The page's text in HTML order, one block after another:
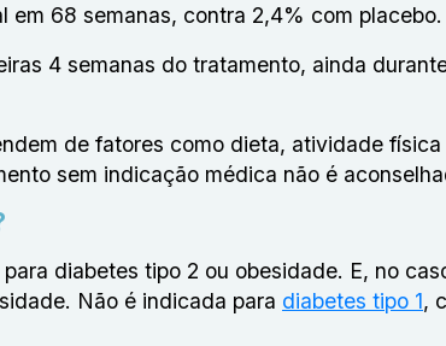
em 68 semanas, contra 2,4% com placebo.
4 semanas do tratamento, ainda
de fatores como dieta, atividade
sem indicação médica não é
diabetes tipo 2 ou obesidade. E, no
Não é indicada para diabetes tipo 1,